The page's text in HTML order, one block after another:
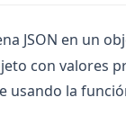
JSON en un
con valores
usando la